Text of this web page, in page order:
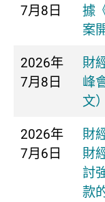
7月8日
據
案
2026年
7月8日
財
峰
文）
2026年
7月6日
財
財
討
款